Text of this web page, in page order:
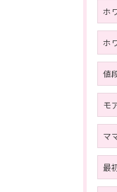
ホ
ホ
値
モ
マ
最